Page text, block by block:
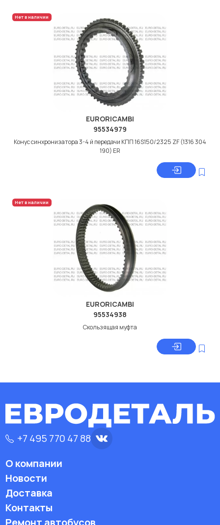
Нет в наличии
EURORICAMBI
95534979
Конус синхронизатора 3-4 й передачи КПП 16S150/2325 ZF (1316 304
190) ER
Нет в наличии
EURORICAMBI
95534938
Скользящая муфта
+7 495 770 47 88
О компании
Новости
Доставка
Контакты
Ремонт автобусов